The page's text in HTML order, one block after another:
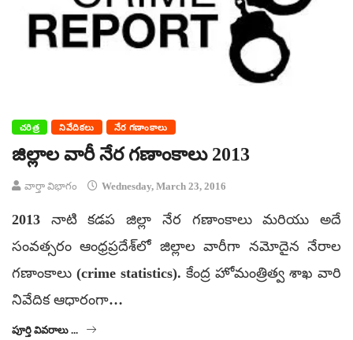
చరిత్ర నివేదికలు నేర గణాంకాలు
జిల్లాల వారీ నేర గణాంకాలు 2013
వార్తా విభాగం Wednesday, March 23, 2016
2013 నాటి కడప జిల్లా నేర గణాంకాలు మరియు అదే
సంవత్సరం ఆంధ్రప్రదేశ్‌లో జిల్లాల వారీగా నమోదైన నేరాల
గణాంకాలు (crime statistics). కేంద్ర హోమంత్రిత్వ శాఖ వారి
నివేదిక ఆధారంగా…
పూర్తి వివరాలు ...